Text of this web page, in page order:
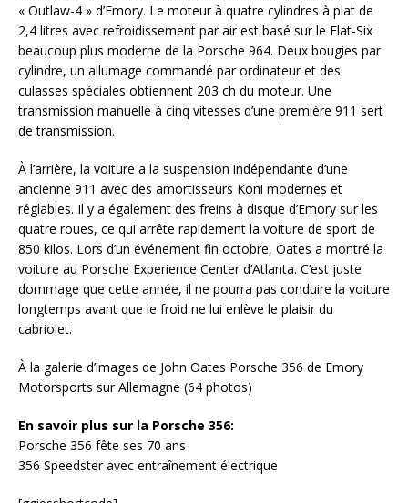
« Outlaw-4 » d’Emory. Le moteur à quatre cylindres à plat de
2,4 litres avec refroidissement par air est basé sur le Flat-Six
beaucoup plus moderne de la Porsche 964. Deux bougies par
cylindre, un allumage commandé par ordinateur et des
culasses spéciales obtiennent 203 ch du moteur. Une
transmission manuelle à cinq vitesses d’une première 911 sert
de transmission.
À l’arrière, la voiture a la suspension indépendante d’une
ancienne 911 avec des amortisseurs Koni modernes et
réglables. Il y a également des freins à disque d’Emory sur les
quatre roues, ce qui arrête rapidement la voiture de sport de
850 kilos. Lors d’un événement fin octobre, Oates a montré la
voiture au Porsche Experience Center d’Atlanta. C’est juste
dommage que cette année, il ne pourra pas conduire la voiture
longtemps avant que le froid ne lui enlève le plaisir du
cabriolet.
À la galerie d’images de John Oates Porsche 356 de Emory
Motorsports sur Allemagne (64 photos)
En savoir plus sur la Porsche 356:
Porsche 356 fête ses 70 ans
356 Speedster avec entraînement électrique